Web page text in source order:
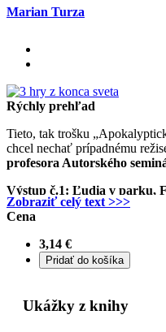
Marian Turza
Rýchly prehľad
Tieto, tak trošku
chcel nechať prípadnému
profesora Autorského
Výstup č.1: Ľudia v parku,
Je zimný večer, v malom,
bozkajú na rozlúčku.
Z tmy sa vynorí asi
Modrého Portugala.
FEŠÁČIK: /od jej chrbta,
Zobraziť celý text >>>
Cena
3,14 €
Ukážky z knihy